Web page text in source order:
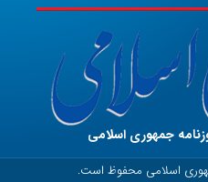
جمهوری اسلامی
اسلامی محفوظ است.